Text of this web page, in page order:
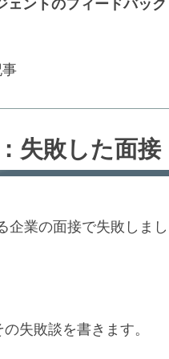
失敗した面接
企業の面接で失敗しま
失敗談を書きます。